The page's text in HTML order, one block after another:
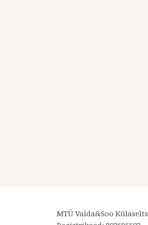
MTÜ Vaida&Soo Külaselts